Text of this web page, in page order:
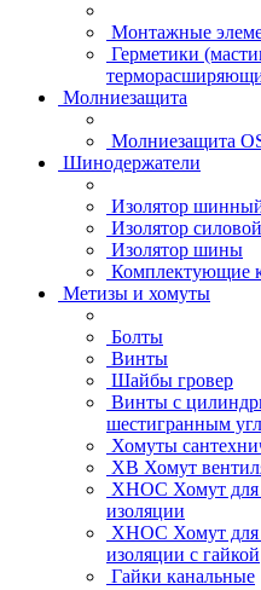
Монтажные
Герметики
Молниезащита
Молниезащита
Шинодержатели
Изолятор
Изолятор силовой
Изолятор шины
Комплектующие
Метизы и хомуты
Болты
Винты
Шайбы гровер
Винты с
шестигранным
Хомуты
ХВ Хомут
ХНОС Хомут для
изоляции
ХНОС Хомут для
изоляции с гайкой
Гайки канальные